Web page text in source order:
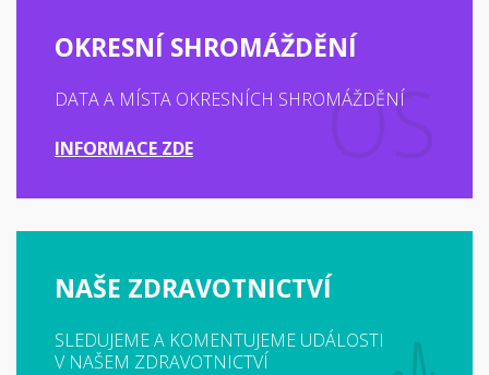
OKRESNÍ SHROMÁŽDĚNÍ
DATA A MÍSTA OKRESNÍCH SHROMÁŽDĚNÍ
INFORMACE ZDE
NAŠE ZDRAVOTNICTVÍ
SLEDUJEME A KOMENTUJEME UDÁLOSTI
V NAŠEM ZDRAVOTNICTVÍ